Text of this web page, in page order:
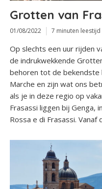
Grotten van
01/08/2022 7 minuten leestijd
Op slechts een uur rijden
de indrukwekkende
behoren tot de bekendste
Marche en zijn wat ons
als je in deze regio op
Frasassi liggen bij Genga,
Rossa e di Frasassi. Vanaf